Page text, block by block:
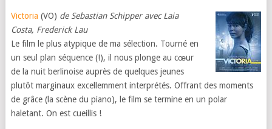
Victoria (VO) de Sebastian Schipper avec Laia
Costa, Frederick Lau
Le film le plus atypique de ma sélection. Tourné en
un seul plan séquence (!), il nous plonge au cœur
de la nuit berlinoise auprès de quelques jeunes
plutôt marginaux excellemment interprétés. Offrant des moments
de grâce (la scène du piano), le film se termine en un polar
haletant. On est cueillis !